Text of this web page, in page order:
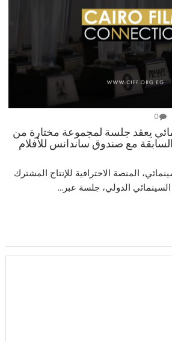
0
يعقد جلسة لمجموعة مختارة من
السابقة مع صندوق ساندانس للأفلام
المنصة الاحترافية للإنتاج المشترك
السينمائي الدولي، جلسة عبر...